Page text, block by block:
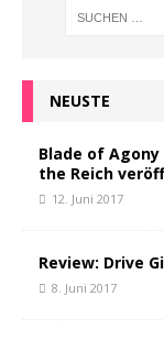
NEUSTE
Blade of
the Reich
12. Juni 2017
Review: Drive
8. Juni 2017